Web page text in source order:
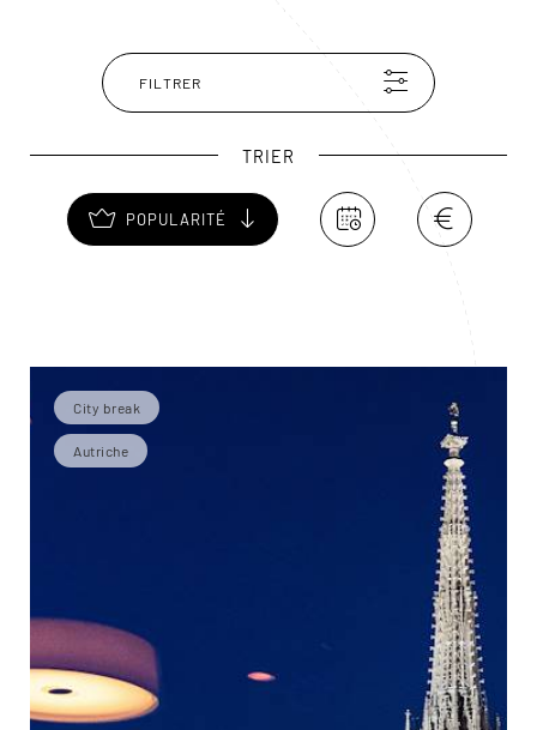
FILTRER
TRIER
POPULARITÉ
City break
Autriche